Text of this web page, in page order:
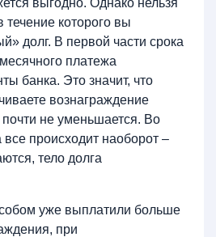
выгодно. Однако нельзя
течение которого вы
долг. В первой части срока
платежа
банка. Это значит, что
вознаграждение
почти не уменьшается. Во
все происходит наоборот –
тело долга
уже выплатили больше
при